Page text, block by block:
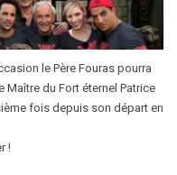
le Père Fouras pourra
du Fort éternel Patrice
fois depuis son départ en
!